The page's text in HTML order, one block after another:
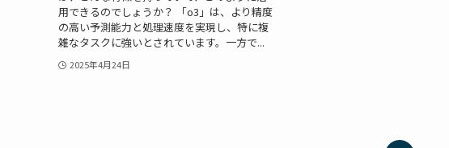
用できるのでしょうか？ 「o3」は、より精度
の高い予測能力と処理速度を実現し、特に複
雑なタスクに強いとされています。一方で...
2025年4月24日